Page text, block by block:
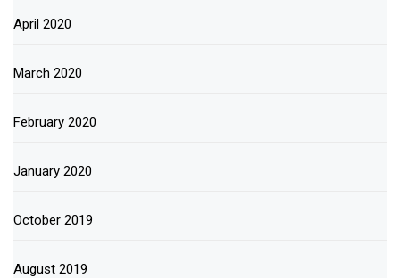
April 2020
March 2020
February 2020
January 2020
October 2019
August 2019